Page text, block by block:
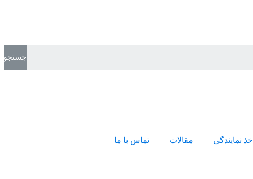
جستجو
اخذ نمایندگی مقالات تماس با ما